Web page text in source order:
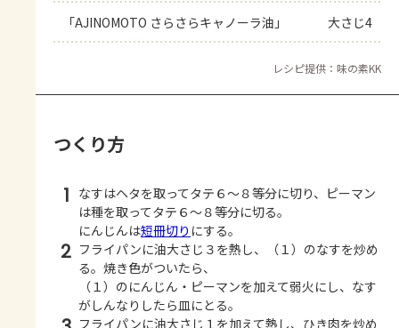
「AJINOMOTO さらさらキャノーラ油」 大さじ4
レシピ提供：味の素KK
つくり方
1 なすはヘタを取ってタテ６～８等分に切り、ピーマン
は種を取ってタテ６～８等分に切る。
にんじんは短冊切り にする。
2 フライパンに油大さじ３を熱し、（１）のなすを炒め
る。焼き色がついたら、
（１）のにんじん・ピーマンを加えて弱火にし、なす
がしんなりしたら皿にとる。
フライパンに油大さじ１を加えて熱し、ひき肉を炒め